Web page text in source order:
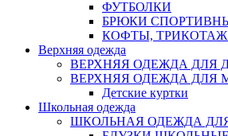
ФУТБОЛКИ
БРЮКИ
КОФТЫ,
Верхняя одежда
ВЕРХНЯЯ ОДЕЖДА ДЛЯ
ВЕРХНЯЯ ОДЕЖДА ДЛЯ
Детские куртки
Школьная одежда
ШКОЛЬНАЯ ОДЕЖДА